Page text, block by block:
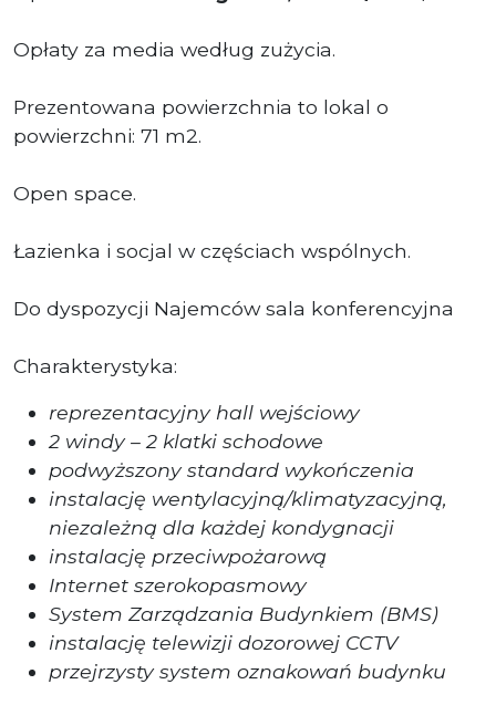
Opłaty za media według zużycia.
Prezentowana powierzchnia to lokal o
powierzchni: 71 m2.
Open space.
Łazienka i socjal w częściach wspólnych.
Do dyspozycji Najemców sala konferencyjna
Charakterystyka:
reprezentacyjny hall wejściowy
2 windy – 2 klatki schodowe
podwyższony standard wykończenia
instalację wentylacyjną/klimatyzacyjną,
niezależną dla każdej kondygnacji
instalację przeciwpożarową
Internet szerokopasmowy
System Zarządzania Budynkiem (BMS)
instalację telewizji dozorowej CCTV
przejrzysty system oznakowań budynku